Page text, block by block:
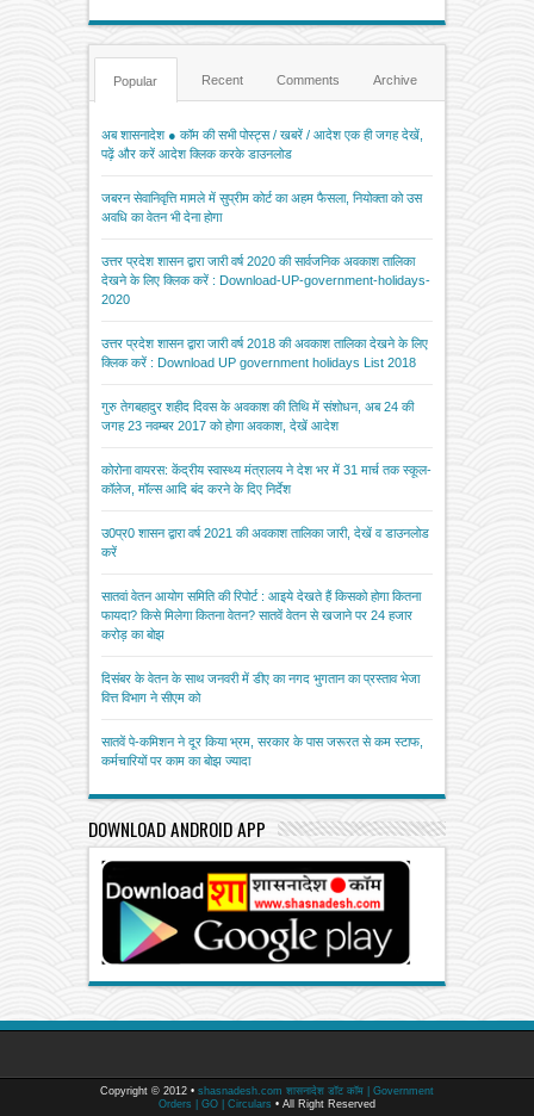
Popular Recent Comments Archive
अब शासनादेश ● कॉम की सभी पोस्ट्स / खबरें / आदेश एक ही जगह देखें,
पढ़ें और करें आदेश क्लिक करके डाउनलोड
जबरन सेवानिवृत्ति मामले में सुप्रीम कोर्ट का अहम फैसला, नियोक्ता को उस
अवधि का वेतन भी देना होगा
उत्तर प्रदेश शासन द्वारा जारी वर्ष 2020 की सार्वजनिक अवकाश तालिका
देखने के लिए क्लिक करें : Download-UP-government-holidays-
2020
उत्तर प्रदेश शासन द्वारा जारी वर्ष 2018 की अवकाश तालिका देखने के लिए
क्लिक करें : Download UP government holidays List 2018
गुरु तेगबहादुर शहीद दिवस के अवकाश की तिथि में संशोधन, अब 24 की
जगह 23 नवम्बर 2017 को होगा अवकाश, देखें आदेश
कोरोना वायरस: केंद्रीय स्वास्थ्य मंत्रालय ने देश भर में 31 मार्च तक स्कूल-
कॉलेज, मॉल्स आदि बंद करने के दिए निर्देश
उ0प्र0 शासन द्वारा वर्ष 2021 की अवकाश तालिका जारी, देखें व डाउनलोड
करें
सातवां वेतन आयोग समिति की रिपोर्ट : आइये देखते हैं किसको होगा कितना
फायदा? किसे मिलेगा कितना वेतन? सातवें वेतन से खजाने पर 24 हजार
करोड़ का बोझ
दिसंबर के वेतन के साथ जनवरी में डीए का नगद भुगतान का प्रस्ताव भेजा
वित्त विभाग ने सीएम को
सातवें पे-कमिशन ने दूर किया भ्रम, सरकार के पास जरूरत से कम स्टाफ,
कर्मचारियों पर काम का बोझ ज्यादा
DOWNLOAD ANDROID APP
Copyright © 2012 • shasnadesh.com शासनादेश डॉट कॉम | Government
Orders | GO | Circulars • All Right Reserved